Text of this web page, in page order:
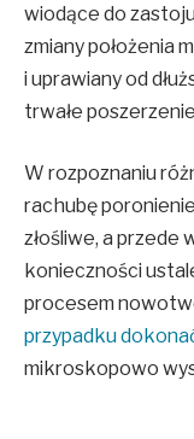
wiodące do
zmiany położenia
i uprawiany od
trwałe
W rozpoznaniu
rachubę
złośliwe, a przede
konieczności
procesem
przypadku
mikroskopowo